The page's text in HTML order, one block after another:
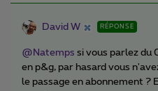
David W RÉPONSE
@Natemps si vous parlez
en p&g, par hasard vous
le passage en abonnement ?